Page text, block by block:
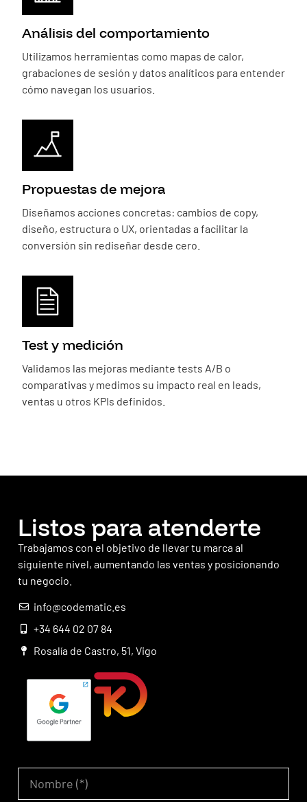
Análisis del comportamiento
Utilizamos herramientas como mapas de calor,
grabaciones de sesión y datos analíticos para entender
cómo navegan los usuarios.
Propuestas de mejora
Diseñamos acciones concretas: cambios de copy,
diseño, estructura o UX, orientadas a facilitar la
conversión sin rediseñar desde cero.
Test y medición
Validamos las mejoras mediante tests A/B o
comparativas y medimos su impacto real en leads,
ventas u otros KPIs definidos.
Listos para atenderte
Trabajamos con el objetivo de llevar tu marca al
siguiente nivel, aumentando las ventas y posicionando
tu negocio.
info@codematic.es
+34 644 02 07 84
Rosalía de Castro, 51, Vigo